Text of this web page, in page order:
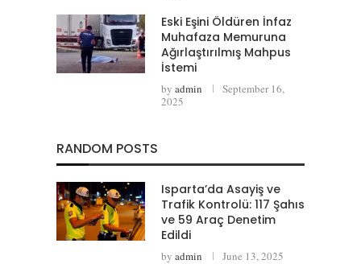
Eski Eşini Öldüren İnfaz
Muhafaza Memuruna
Ağırlaştırılmış Mahpus
İstemi
by admin
September 16,
2025
RANDOM POSTS
Isparta’da Asayiş ve
Trafik Kontrolü: 117 Şahıs
ve 59 Araç Denetim
Edildi
by admin June 13, 2025